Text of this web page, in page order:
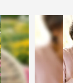
ュラーキャス
然したことが
ったです。ま
お仕事も今年